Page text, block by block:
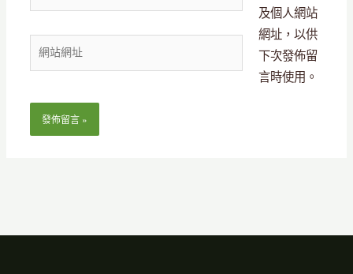
件
地
網
址
及個人網站
網址，以供
下次發佈留
言時使用。